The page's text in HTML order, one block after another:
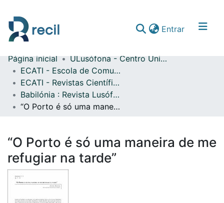
Entrar(current)
Comunidades & Coleções
Percorrer repositório
Estatísticas
Página inicial
ULusófona - Centro Universitário de Lisboa
ECATI - Escola de Comunicação, Arquitetura, Artes e Tecnologias da Informação
ECATI - Revistas Científicas
Babilónia : Revista Lusófona de Línguas, Culturas e Tradução
“O Porto é só uma maneira de me refugiar na tarde”
“O Porto é só uma maneira de me
refugiar na tarde”